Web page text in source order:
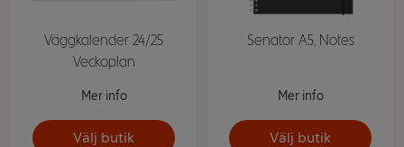
Väggkalender 24/25
Veckoplan
Mer info
Välj butik
Senator A5, Notes
Mer info
Välj butik